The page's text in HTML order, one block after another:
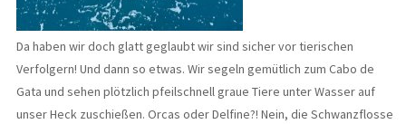
Da haben wir doch glatt geglaubt wir sind sicher vor tierischen
Verfolgern! Und dann so etwas. Wir segeln gemütlich zum Cabo de
Gata und sehen plötzlich pfeilschnell graue Tiere unter Wasser auf
unser Heck zuschießen. Orcas oder Delfine?! Nein, die Schwanzflosse